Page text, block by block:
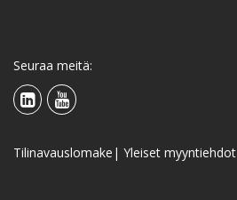
Seuraa meitä:
Tilinavauslomake | Yleiset myyntiehdot